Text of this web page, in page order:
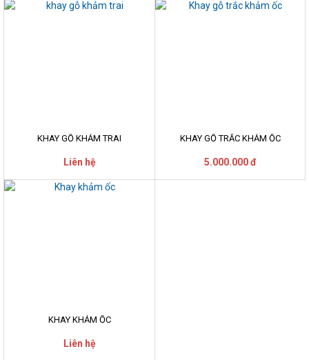
KHAY GỖ KHẢM TRAI
Liên hệ
KHAY GỖ TRẮC KHẢM ỐC
5.000.000 đ
KHAY KHẢM ỐC
Liên hệ